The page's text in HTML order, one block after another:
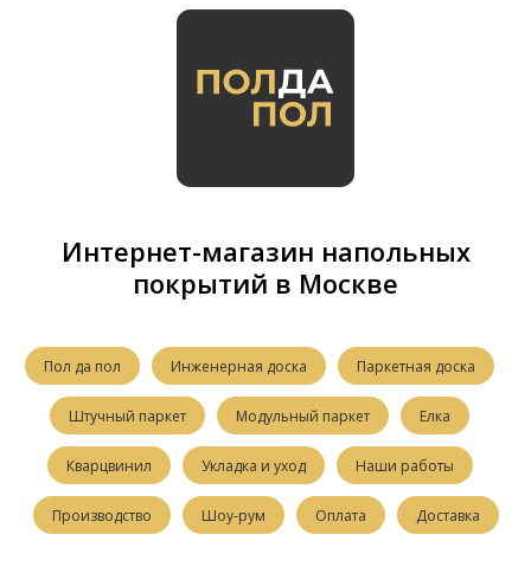
Интернет-магазин напольных
покрытий в Москве
Пол да пол Инженерная доска Паркетная доска
Штучный паркет Модульный паркет Елка
Кварцвинил Укладка и уход Наши работы
Производство Шоу-рум Оплата Доставка